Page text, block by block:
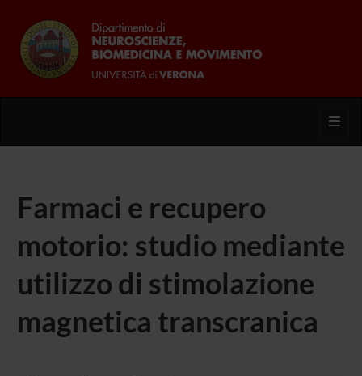
Farmaci e recupero
motorio: studio mediante
utilizzo di stimolazione
magnetica transcranica